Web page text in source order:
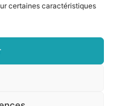
certaines caractéristiques